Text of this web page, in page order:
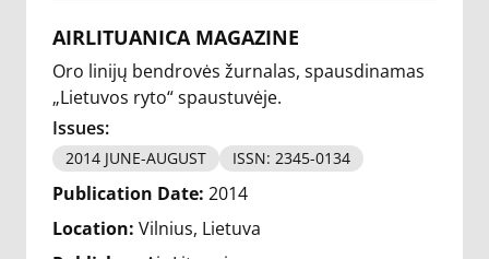
AIRLITUANICA MAGAZINE
Oro linijų bendrovės žurnalas, spausdinamas
„Lietuvos ryto“ spaustuvėje.
Issues:
2014 JUNE-AUGUST ISSN: 2345-0134
Publication Date: 2014
Location: Vilnius, Lietuva